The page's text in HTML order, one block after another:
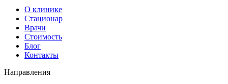
О клинике
Стационар
Врачи
Стоимость
Блог
Контакты
Направления